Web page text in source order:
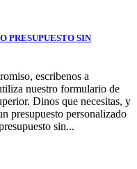
PRESUPUESTO SIN
escribenos a
nuestro formulario de
Dinos que necesitas, y
presupuesto personalizado
sin...